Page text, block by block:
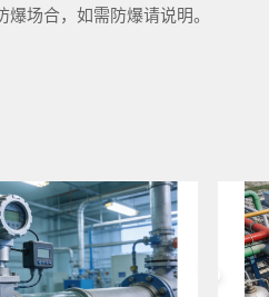
场合，如需防爆请说明。